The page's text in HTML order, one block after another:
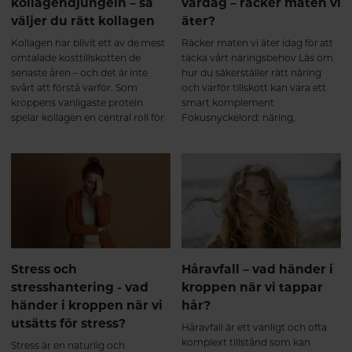
Hydrolysate as a Dietary
Supplement in Athletes with
Current Medical Research and
Opinion. 2008. Bello AE, Oesser S.
Collagen hydrolysate for the
treatment of osteoarthritis and
other joint disorders: a review of
the literature. Current Medical
peptide supplementation in
combination with resistance
training improves body
composition and muscle
strength in elderly men. British
Journal of Nutrition. 2015.
Collagen Peptides in
Combination with Resistance
Training Improve Body
Strength. Nutrients. 2019.
väljer du rätt kollagen
Kollagen har blivit ett av de mest
omtalade kosttillskotten de
senaste åren – och det är inte
svårt att förstå varför. Som
kroppens vanligaste protein
spelar kollagen en central roll för
egentligen begrepp som
kollagenpeptider, hydrolyserat
kollagen och dalton? Och spelar
Här hjälper vi dig att reda ut vad
som verkligen spelar roll.
äter?
Räcker maten vi äter idag för att
täcka vårt näringsbehov Läs om
hur du säkerställer rätt näring
och varför tillskott kan vara ett
smart komplement
Fokusnyckelord: näring,
Stress och
stresshantering - vad
händer i kroppen när vi
utsätts för stress?
Stress är en naturlig och
Håravfall – vad händer i
kroppen när vi tappar
hår?
Håravfall är ett vanligt och ofta
komplext tillstånd som kan